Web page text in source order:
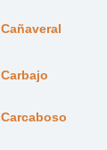
Cañaveral
Carbajo
Carcaboso